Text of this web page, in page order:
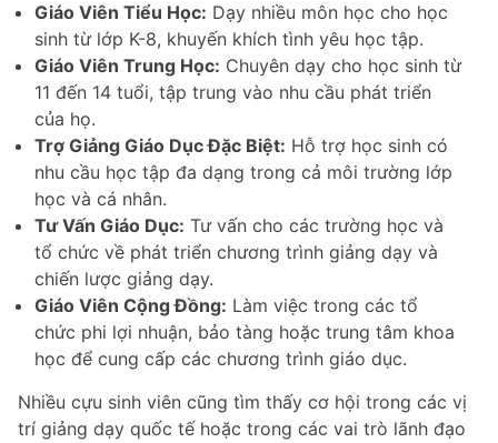
Giáo Viên Tiểu Học: Dạy nhiều môn học cho học
sinh từ lớp K-8, khuyến khích tình yêu học tập.
Giáo Viên Trung Học: Chuyên dạy cho học sinh từ
11 đến 14 tuổi, tập trung vào nhu cầu phát triển
của họ.
Trợ Giảng Giáo Dục Đặc Biệt: Hỗ trợ học sinh có
nhu cầu học tập đa dạng trong cả môi trường lớp
học và cá nhân.
Tư Vấn Giáo Dục: Tư vấn cho các trường học và
tổ chức về phát triển chương trình giảng dạy và
chiến lược giảng dạy.
Giáo Viên Cộng Đồng: Làm việc trong các tổ
chức phi lợi nhuận, bảo tàng hoặc trung tâm khoa
học để cung cấp các chương trình giáo dục.
Nhiều cựu sinh viên cũng tìm thấy cơ hội trong các vị
trí giảng dạy quốc tế hoặc trong các vai trò lãnh đạo